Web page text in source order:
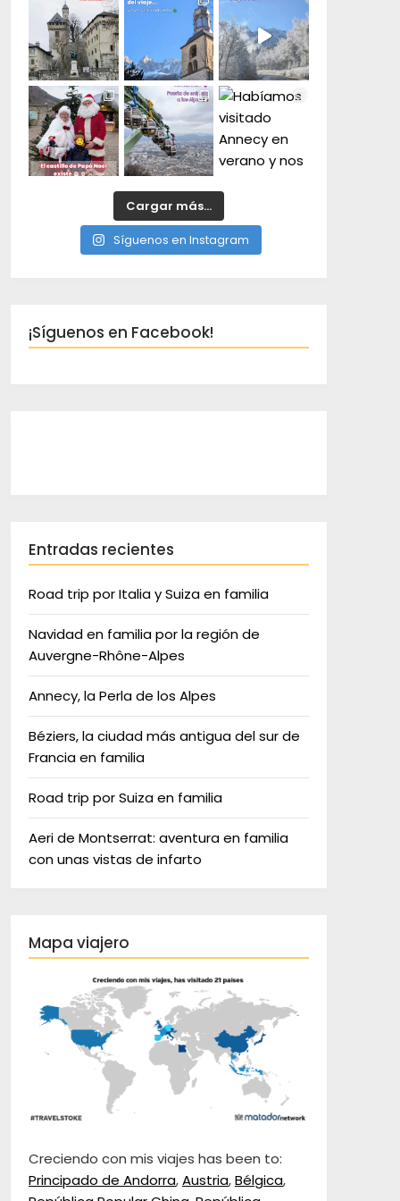
Cargar más...
Síguenos en Instagram
¡Síguenos en Facebook!
Entradas recientes
Road trip por Italia y Suiza en familia
Navidad en familia por la región de
Auvergne-Rhône-Alpes
Annecy, la Perla de los Alpes
Béziers, la ciudad más antigua del sur de
Francia en familia
Road trip por Suiza en familia
Aeri de Montserrat: aventura en familia
con unas vistas de infarto
Mapa viajero
Creciendo con mis viajes has been to:
Principado de Andorra,Austria,Bélgica,